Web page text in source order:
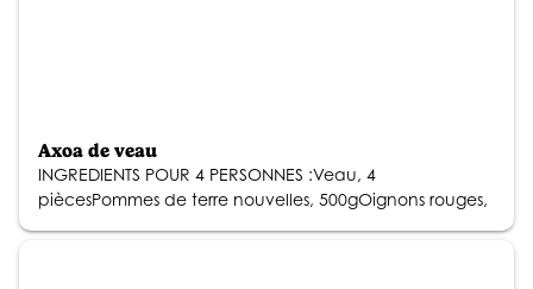
Axoa de veau
INGREDIENTS POUR 4 PERSONNES :Veau, 4
piècesPommes de terre nouvelles, 500gOignons rouges,